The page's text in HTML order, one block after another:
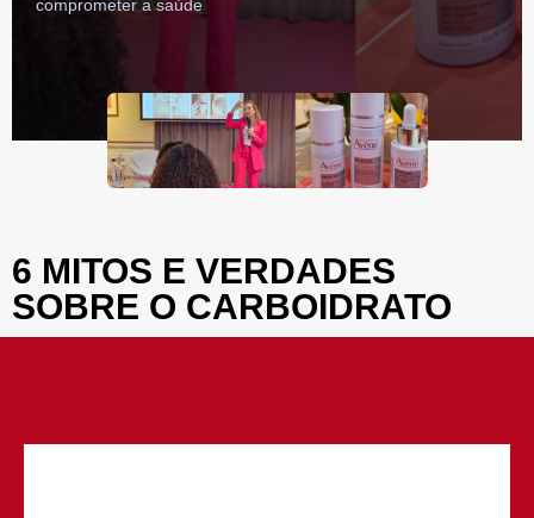
comprometer a saúde
6 MITOS E VERDADES
SOBRE O CARBOIDRATO